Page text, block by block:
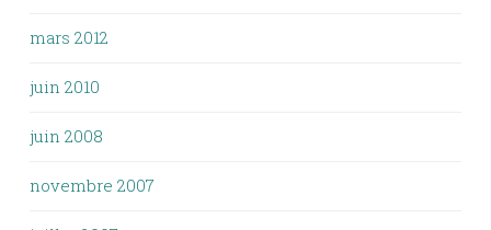
mars 2012
juin 2010
juin 2008
novembre 2007